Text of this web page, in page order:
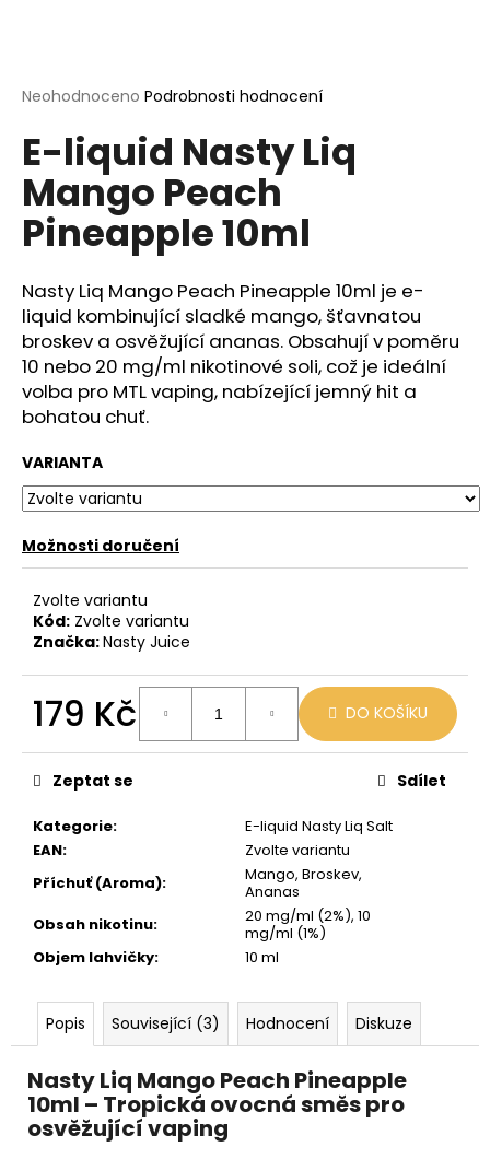
Průměrné
produktu
je
0,0
5
hvězdiček.
Neohodnoceno Podrobnosti hodnocení
E-liquid Nasty Liq
Mango Peach
Pineapple 10ml
Nasty Liq Mango Peach Pineapple 10ml je e-
liquid kombinující sladké mango, šťavnatou
broskev a osvěžující ananas. Obsahují v poměru
10 nebo 20 mg/ml nikotinové soli, což je ideální
volba pro MTL vaping, nabízející jemný hit a
bohatou chuť.
VARIANTA
Možnosti doručení
Zvolte variantu
Kód: Zvolte variantu
Značka:Nasty Juice
179 Kč
cena:
DO KOŠÍKU
Kategorie:
E-liquid Nasty Liq Salt
EAN:
Zvolte variantu
Příchuť (Aroma):
Mango, Broskev,
Ananas
Obsah nikotinu:
20 mg/ml (2%), 10
mg/ml (1%)
Objem lahvičky: 10 ml
Zeptat se Sdílet
Popis Související (3) Hodnocení Diskuze
Nasty Liq Mango Peach Pineapple
10ml – Tropická ovocná směs pro
osvěžující vaping
í
t
?
HLEDAT
D
o
p
o
u
č
u
j
e
m
e
VENIX
X2
COLA-
Kč
169
Kč